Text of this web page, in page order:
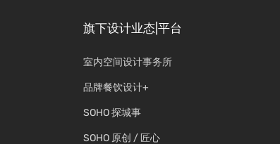
旗下设计业态|平台
室内空间设计事务所
品牌餐饮设计+
SOHO 探城事
SOHO 原创 / 匠心